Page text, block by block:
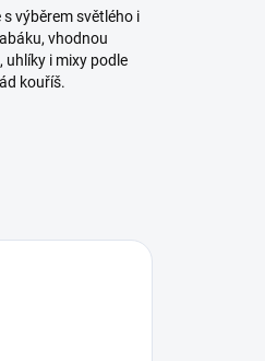
s výběrem světlého i
vhodnou
uhlíky i mixy podle
kouříš.